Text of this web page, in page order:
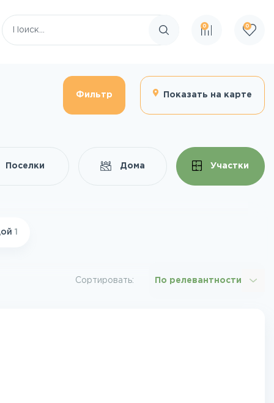
Поиск по сайту
0 0
Фильтр Показать на карте
Поселки Дома Участки
1
Сортировать: По релевантности